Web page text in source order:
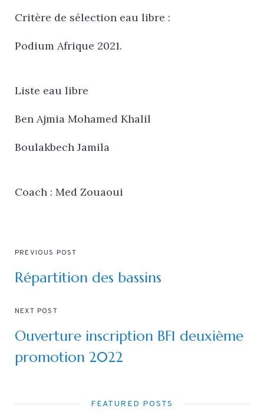
Critère de sélection eau libre :
Podium Afrique 2021.
Liste eau libre
Ben Ajmia Mohamed Khalil
Boulakbech Jamila
Coach : Med Zouaoui
PREVIOUS POST
Répartition des bassins
NEXT POST
Ouverture inscription BF1 deuxième
promotion 2022
FEATURED POSTS